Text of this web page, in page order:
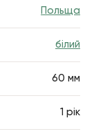
Польща
білий
60 мм
1 рік